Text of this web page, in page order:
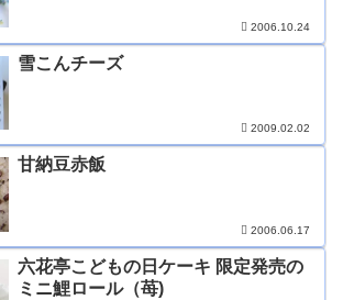
2006.10.24
雪こんチーズ
2009.02.02
甘納豆赤飯
2006.06.17
六花亭こどもの日ケーキ 限定発売の
ミニ鯉ロール（苺)